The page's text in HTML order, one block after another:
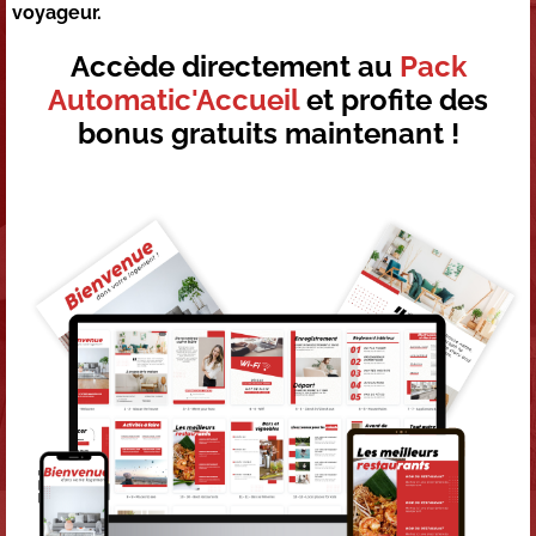
voyageur.
Accède directement au Pack
Automatic'Accueilet profite des
bonus gratuits maintenant !